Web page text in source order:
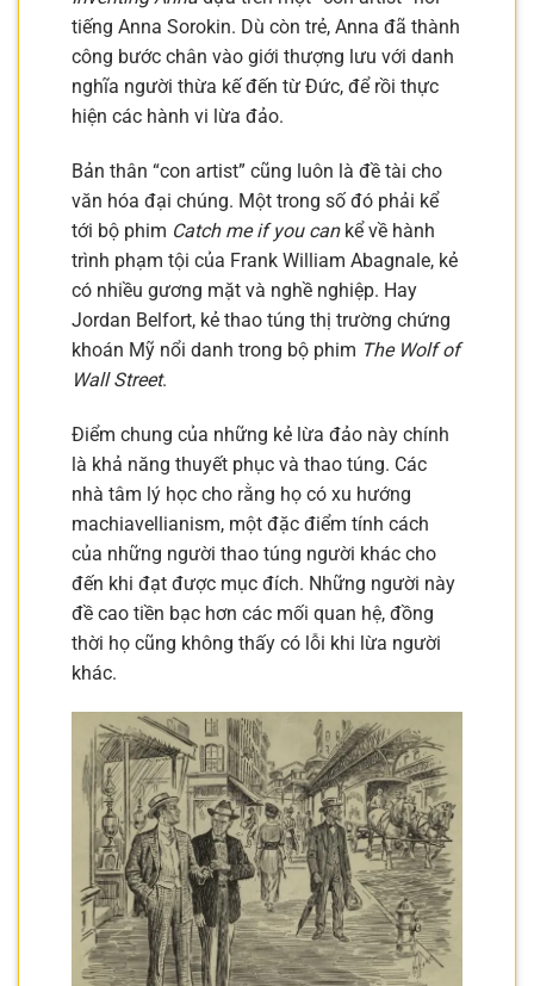
tiếng Anna Sorokin. Dù còn trẻ, Anna đã thành
công bước chân vào giới thượng lưu với danh
nghĩa người thừa kế đến từ Đức, để rồi thực
hiện các hành vi lừa đảo.
Bản thân “con artist” cũng luôn là đề tài cho
văn hóa đại chúng. Một trong số đó phải kể
tới bộ phim Catch me if you cankể về hành
trình phạm tội của Frank William Abagnale, kẻ
có nhiều gương mặt và nghề nghiệp. Hay
Jordan Belfort, kẻ thao túng thị trường chứng
khoán Mỹ nổi danh trong bộ phim The Wolf of
Wall Street.
Điểm chung của những kẻ lừa đảo này chính
là khả năng thuyết phục và thao túng. Các
nhà tâm lý học cho rằng họ có xu hướng
machiavellianism, một đặc điểm tính cách
của những người thao túng người khác cho
đến khi đạt được mục đích. Những người này
đề cao tiền bạc hơn các mối quan hệ, đồng
thời họ cũng không thấy có lỗi khi lừa người
khác.